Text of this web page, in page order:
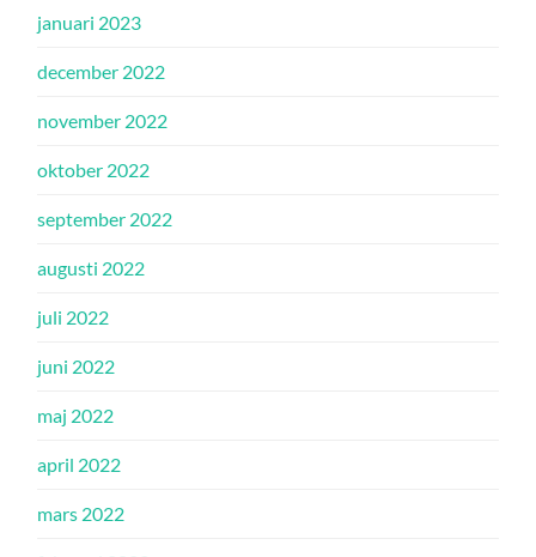
januari 2023
december 2022
november 2022
oktober 2022
september 2022
augusti 2022
juli 2022
juni 2022
maj 2022
april 2022
mars 2022